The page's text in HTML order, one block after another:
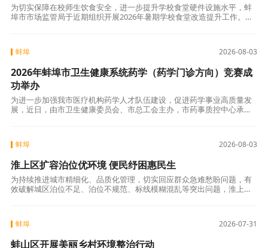
为切实保障在校师生饮食安全，进一步提升学校食堂硬件设施水平，蚌
埠市市场监管局于近期组织开展2026年暑期学校食堂改造提升工作。经
2026-08-03
蚌埠
2026年蚌埠市卫生健康系统药学（药学门诊方向）竞赛成
功举办
为进一步加强我市医疗机构药学人才队伍建设，促进药学事业高质量发
展，近日，由市卫生健康委员会、市总工会主办，市药事质控中心承办
2026-08-03
蚌埠
淮上区扩容泊位优环境 便民纾困惠民生
为持续推进城市精细化、品质化管理，切实回应群众急难愁盼问题，有
效破解城区泊位不足、泊位不规范、标线模糊混乱等突出问题，淮上区
2026-07-31
蚌埠
蚌山区开展美丽乡村环境整治行动